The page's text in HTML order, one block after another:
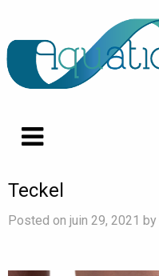
Teckel
Posted on juin 29, 2021 by